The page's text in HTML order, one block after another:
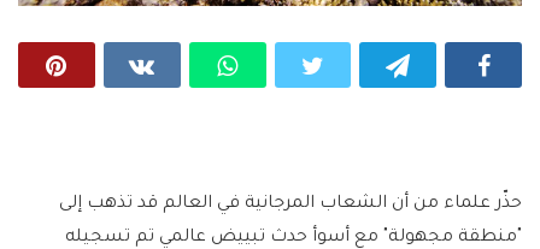
حذّر علماء من أن الشعاب المرجانية في العالم قد تذهب إلى
"منطقة مجهولة" مع أسوأ حدث تبييض عالمي تم تسجيله